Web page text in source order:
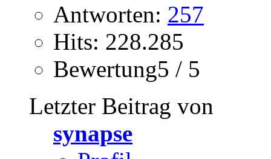
Antworten: 257
Hits: 228.285
Bewertung5 / 5
Letzter Beitrag von
synapse